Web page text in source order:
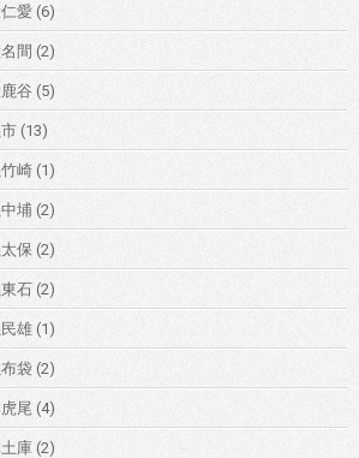
愛 (6)
間 (2)
谷 (5)
(13)
崎 (1)
埔 (2)
保 (2)
石 (2)
雄 (1)
袋 (2)
尾 (4)
庫 (2)